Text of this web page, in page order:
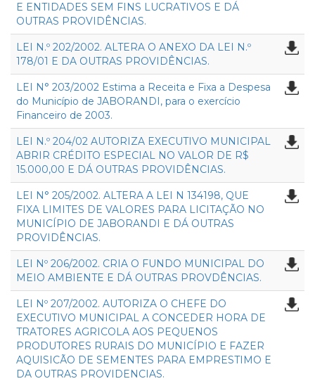
E ENTIDADES SEM FINS LUCRATIVOS E DÁ
OUTRAS PROVIDÊNCIAS.
LEI N.º 202/2002. ALTERA O ANEXO DA LEI N.º
178/01 E DA OUTRAS PROVIDÊNCIAS.
LEI N° 203/2002 Estima a Receita e Fixa a Despesa
do Município de JABORANDI, para o exercício
Financeiro de 2003.
LEI N.º 204/02 AUTORIZA EXECUTIVO MUNICIPAL
ABRIR CRÉDITO ESPECIAL NO VALOR DE R$
15.000,00 E DÁ OUTRAS PROVIDÊNCIAS.
LEI N° 205/2002. ALTERA A LEI N 134198, QUE
FIXA LIMITES DE VALORES PARA LICITAÇÃO NO
MUNICÍPIO DE JABORANDI E DÁ OUTRAS
PROVIDÊNCIAS.
LEI Nº 206/2002. CRIA O FUNDO MUNICIPAL DO
MEIO AMBIENTE E DÁ OUTRAS PROVDÊNCIAS.
LEI Nº 207/2002. AUTORIZA O CHEFE DO
EXECUTIVO MUNICIPAL A CONCEDER HORA DE
TRATORES AGRICOLA AOS PEQUENOS
PRODUTORES RURAIS DO MUNICÍPIO E FAZER
AQUISICÃO DE SEMENTES PARA EMPRESTIMO E
DA OUTRAS PROVIDENCIAS.